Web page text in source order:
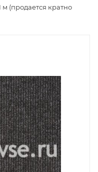
(продается кратно